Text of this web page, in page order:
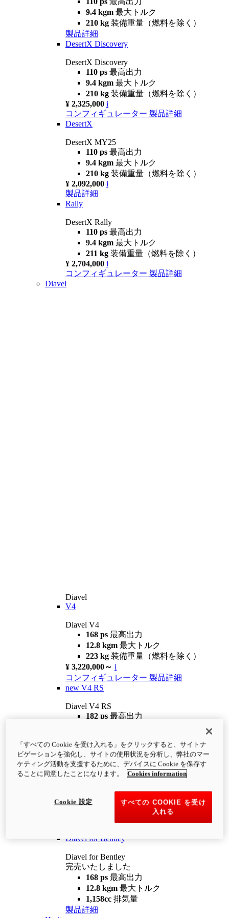
9.4 kgm 最大トルク
210 kg 装備重量（燃料を除く）
製品詳細
DesertX Discovery
DesertX Discovery
110 ps 最高出力
9.4 kgm 最大トルク
210 kg 装備重量（燃料を除く）
¥ 2,325,000 i
コンフィギュレーター 製品詳細
DesertX
DesertX MY25
110 ps 最高出力
9.4 kgm 最大トルク
210 kg 装備重量（燃料を除く）
¥ 2,092,000 i
製品詳細
Rally
DesertX Rally
110 ps 最高出力
9.4 kgm 最大トルク
211 kg 装備重量（燃料を除く）
¥ 2,704,000 i
コンフィギュレーター 製品詳細
Diavel
Diavel
V4
Diavel V4
168 ps 最高出力
12.8 kgm 最大トルク
223 kg 装備重量（燃料を除く）
¥ 3,220,000～ i
コンフィギュレーター 製品詳細
new V4 RS
Diavel V4 RS
182 ps 最高出力
¥4,400,000 i
コンフィギュレーター 製品詳細
newV4 RS 100
12.2 kgm
最大トルク
装備重量（燃料を除く）
Diavel for Bentley
Diavel for Bentley
完売いたしました
168 ps 最高出力
12.8 kgm 最大トルク
1,158cc 排気量
製品詳細
「すべての Cookie を受け入れる」をクリックすると、サイトナ
ビゲーションを強化し、サイトの使用状況を分析し、弊社のマー
ケティング活動を支援するために、デバイスに Cookie を保存す
ることに同意したことになります。
Cookies information
すべての COOKIE を受け
入れる
Cookie 設定